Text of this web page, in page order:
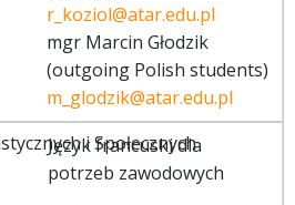
r_koziol@atar.edu.pl
mgr Marcin Głodzik
(outgoing Polish students)
m_glodzik@atar.edu.pl
Język francuski dla
potrzeb zawodowych